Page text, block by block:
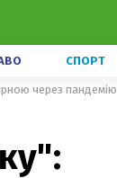
СПОРТ
через пандемію